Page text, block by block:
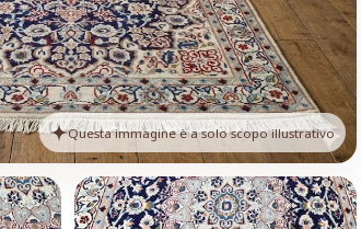
Questa immagine è a solo scopo illustrativo